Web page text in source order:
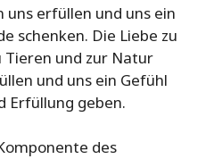
uns erfüllen und uns ein
schenken. Die Liebe zu
Tieren und zur Natur
und uns ein Gefühl
Erfüllung geben.
des